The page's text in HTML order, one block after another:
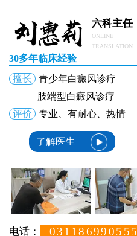
六科主任
ONLINE
TRANSLATION
30多年临床经验
擅长
青少年白癜风诊疗
肢端型白癜风诊疗
评价
专业、有耐心、热情
了解医生
电话： 031186990555